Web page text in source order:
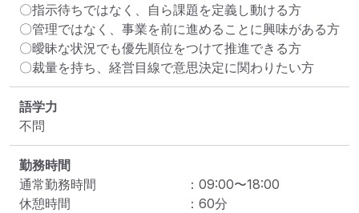
〇指示待ちではなく、自ら課題を定義し動ける方
〇管理ではなく、事業を前に進めることに興味がある方
〇曖昧な状況でも優先順位をつけて推進できる方
〇裁量を持ち、経営目線で意思決定に関わりたい方
語学力
不問
勤務時間
通常勤務時間
： 09:00〜18:00
休憩時間
： 60分